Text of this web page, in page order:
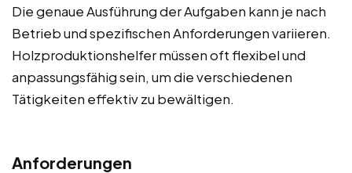
Die genaue Ausführung der Aufgaben kann je nach
Betrieb und spezifischen Anforderungen variieren.
Holzproduktionshelfer müssen oft flexibel und
anpassungsfähig sein, um die verschiedenen
Tätigkeiten effektiv zu bewältigen.
Anforderungen